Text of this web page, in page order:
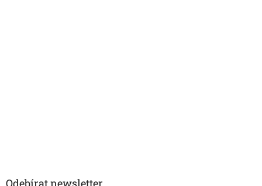
Odebírat newsletter